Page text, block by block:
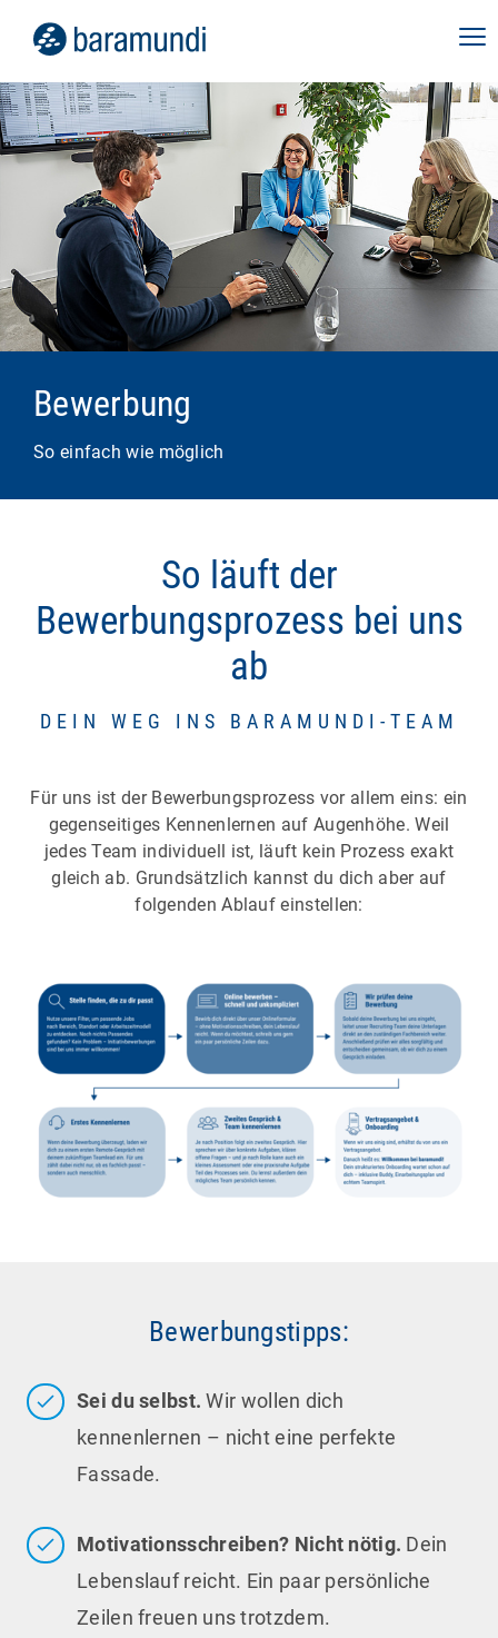
Bewerbung
So einfach wie möglich
So läuft der
Bewerbungsprozess bei uns
ab
DEIN WEG INS BARAMUNDI-TEAM
Für uns ist der Bewerbungsprozess vor allem eins: ein
gegenseitiges Kennenlernen auf Augenhöhe. Weil
jedes Team individuell ist, läuft kein Prozess exakt
gleich ab. Grundsätzlich kannst du dich aber auf
folgenden Ablauf einstellen:
Bewerbungstipps:
Sei du selbst. Wir wollen dich
kennenlernen – nicht eine perfekte
Fassade.
Motivationsschreiben? Nicht nötig. Dein
Lebenslauf reicht. Ein paar persönliche
Zeilen freuen uns trotzdem.